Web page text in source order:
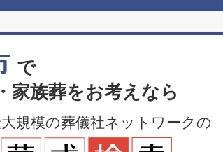
で
家族葬をお考えなら
大規模の葬儀社ネットワークの